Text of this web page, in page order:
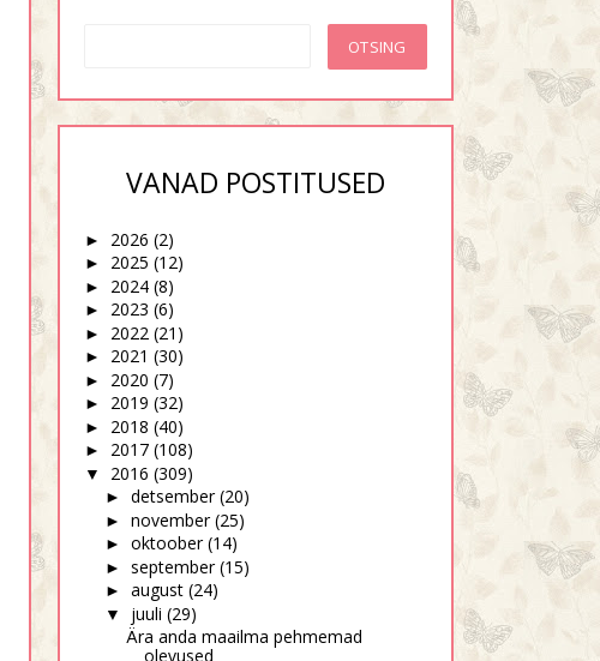
VANAD POSTITUSED
► 2026 (2)
► 2025 (12)
► 2024 (8)
► 2023 (6)
► 2022 (21)
► 2021 (30)
► 2020 (7)
► 2019 (32)
► 2018 (40)
► 2017 (108)
▼ 2016 (309)
► detsember (20)
► november (25)
► oktoober (14)
► september (15)
► august (24)
▼ juuli (29)
Ära anda maailma pehmemad
olevused